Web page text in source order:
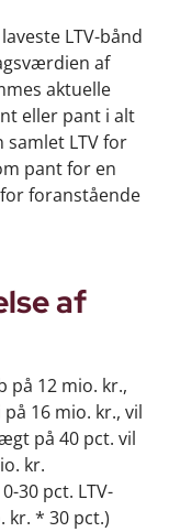
LTV-bånd
af
aktuelle
eller pant i alt
LTV for
pant for en
foranstående
af
på 12 mio. kr.,
16 mio. kr., vil
på 40 pct. vil
kr.
30 pct. LTV-
kr. * 30 pct.)